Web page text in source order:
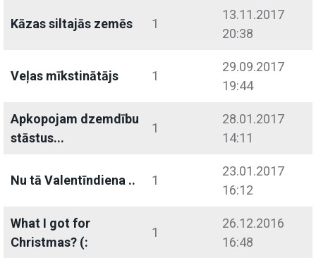
Kāzas siltajās zemēs 1
13.11.2017
20:38
Veļas mīkstinātājs 1
29.09.2017
19:44
Apkopojam dzemdību
stāstus...
1
28.01.2017
14:11
Nu tā Valentīndiena .. 1
23.01.2017
16:12
What I got for
Christmas? (:
1
26.12.2016
16:48